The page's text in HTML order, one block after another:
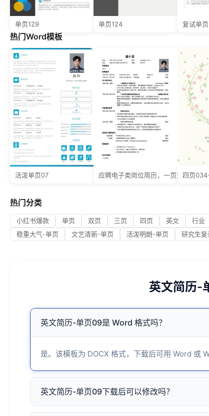
单页129 单页124 复试单
热门Word模板
活泼单页07 应聘电子类岗位简历，一页式四页
热门分类
小红书爆款 单页 双页 三页 四页 英文 行业
稳重大气-单页
文艺清新-单页 活泼明朗-单页 研究生复
英文简历-
英文简历-单页09是 Word 格式吗？
是。该模板为 DOCX 格式，下载后可用 Word 或
英文简历-单页09下载后可以修改吗？